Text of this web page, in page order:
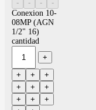
Conexion 10-
08MP (AGN
1/2" 16)
cantidad